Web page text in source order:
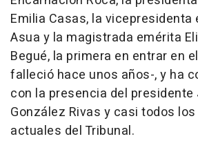
Emilia Casas, la vicepresidenta
Asua y la magistrada emérita
Begué, la primera en entrar en
falleció hace unos años-, y ha
con la presencia del presidente
González Rivas y casi todos
actuales del Tribunal.